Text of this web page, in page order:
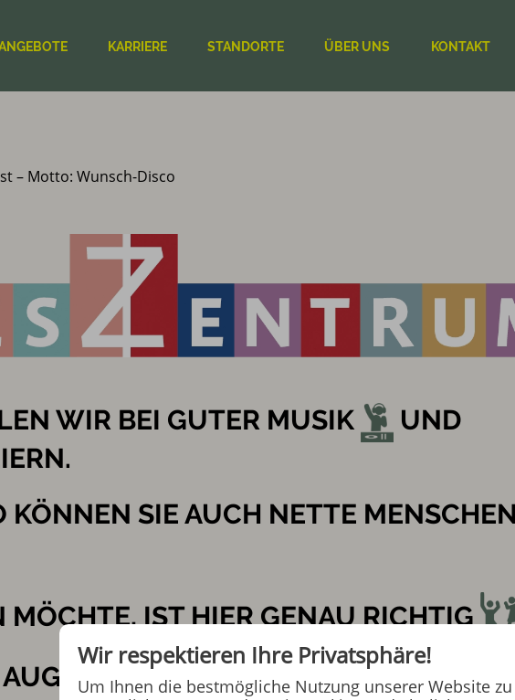
KARRIERE STANDORTE ÜBER UNS KONTAKT
– Motto: Wunsch-Disco
WIR BEI GUTER MUSIK
UND
KÖNNEN SIE AUCH NETTE
MÖCHTE, IST HIER GENAU RICHTIG
WUNSCH-DISCO.
Wir respektieren Ihre Privatsphäre!
Um Ihnen die bestmögliche Nutzung unserer Website zu